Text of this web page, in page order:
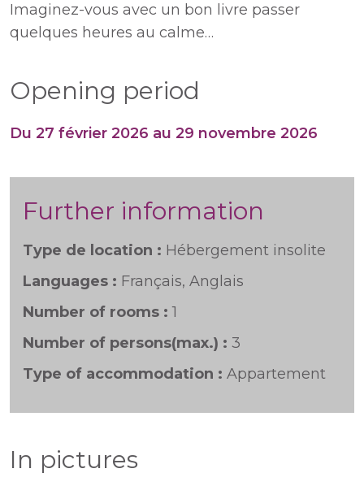
Imaginez-vous avec un bon livre passer
quelques heures au calme…
Opening period
Du 27 février 2026 au 29 novembre 2026
Further information
Type de location : Hébergement insolite
Languages : Français, Anglais
Number of rooms : 1
Number of persons(max.) : 3
Type of accommodation : Appartement
In pictures